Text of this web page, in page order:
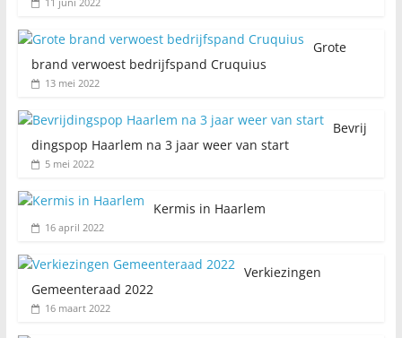
Grote
brand verwoest bedrijfspand Cruquius
13 mei 2022
Bevrij
dingspop Haarlem na 3 jaar weer van start
5 mei 2022
Kermis in Haarlem
16 april 2022
Verkiezingen
Gemeenteraad 2022
16 maart 2022